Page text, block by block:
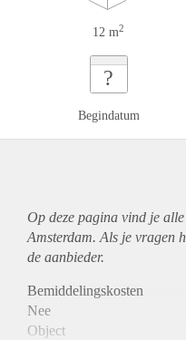
12 m2
?
Begindatum
Op deze pagina vind je
Amsterdam. Als je vragen
de aanbieder.
Bemiddelingskosten
Nee
Object